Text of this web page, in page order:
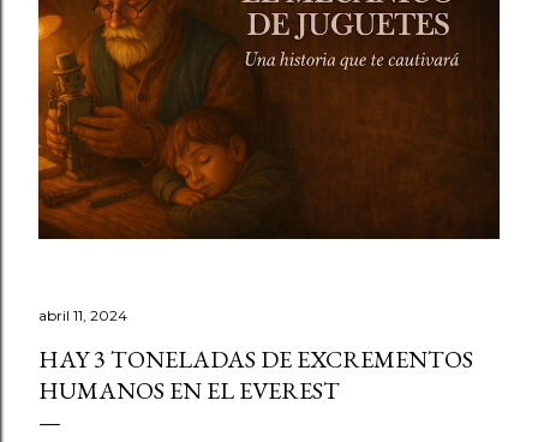
abril 11, 2024
HAY 3 TONELADAS DE EXCREMENTOS
HUMANOS EN EL EVEREST